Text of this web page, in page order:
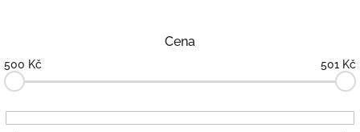
Cena
500 Kč 501 Kč